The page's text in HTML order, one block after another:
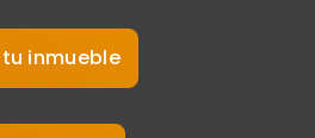
inmueble